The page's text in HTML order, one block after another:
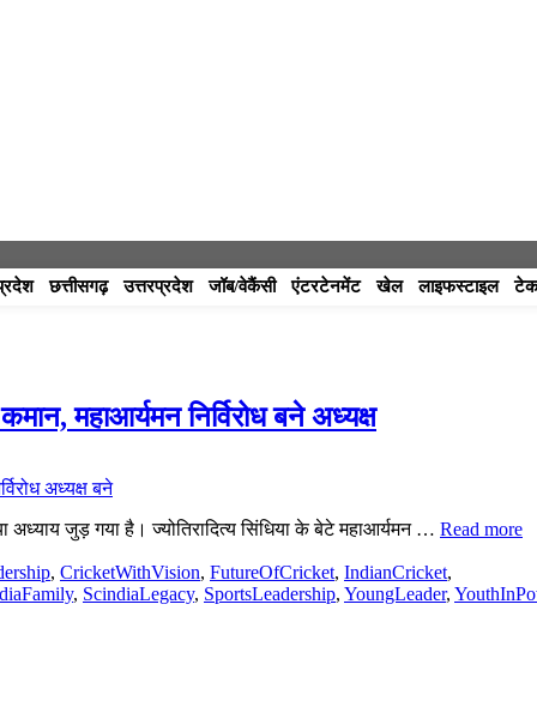
छत्तीसगढ़ उत्तरप्रदेश जॉब/वेकैंसी एंटरटेनमेंट खेल लाइफस्टाइल
महाआर्यमन निर्विरोध बने अध्यक्ष
जुड़ गया है। ज्योतिरादित्य सिंधिया के बेटे महाआर्यमन … Read more
, CricketWithVision, FutureOfCricket, IndianCricket,
, ScindiaLegacy, SportsLeadership, YoungLeader,